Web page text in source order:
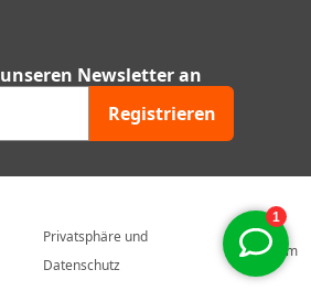
Newsletter an
Registrieren
Privatsphäre und
Datenschutz
Impressum